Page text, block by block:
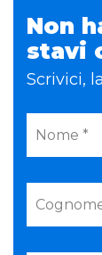
Non
stavi
Scrivici,